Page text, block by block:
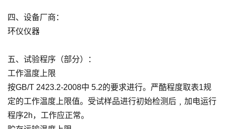
四、设备厂商：
环仪仪器
五、试验程序（部分）：
工作温度上限
按GB/T 2423.2-2008中 5.2的要求进行。严酷程度取表1规
定的工作温度上限值。受试样品进行初始检测后﹐加电运行
程序2h，工作应正常。